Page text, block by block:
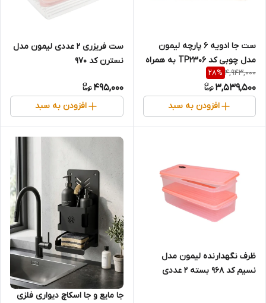
ست جا ادویه 6 پارچه لیمون
مدل چوبی کد TP2306 به همراه
استند
4,943,000
28%
3,539,500
افزودن به سبد
ست فریزری 2 عددی لیمون مدل
نسترن کد 970
495,000
افزودن به سبد
ظرف نگهدارنده لیمون مدل
نسیم کد 968 بسته 2 عددی
جا مایع و جا اسکاچ دیواری فلزی